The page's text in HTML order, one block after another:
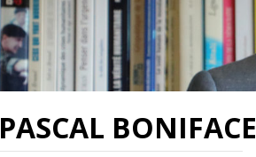
PASCAL BONIFACE